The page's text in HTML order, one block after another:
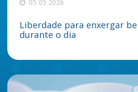
05 05 2026
Liberdade para enxergar
durante o dia